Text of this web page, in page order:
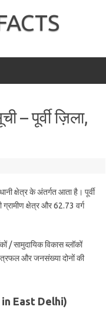
– पूर्वी ज़िला,
क्षेत्र के अंतर्गत आता है। पूर्वी
क्षेत्र और 62.73 वर्ग
/ सामुदायिक विकास ब्लॉकों
और जनसंख्या दोनों की
in East Delhi)